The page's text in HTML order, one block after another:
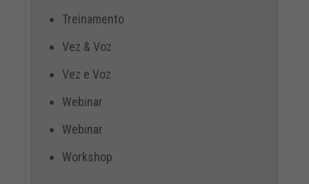
Treinamento
Vez & Voz
Vez e Voz
Webinar
Webinar
Workshop